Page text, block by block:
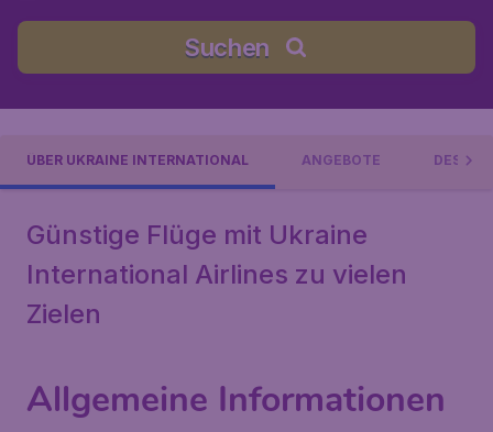
Suchen
ÜBER UKRAINE INTERNATIONAL ANGEBOTE
Günstige Flüge mit Ukraine
International Airlines zu vielen
Zielen
Allgemeine Informationen